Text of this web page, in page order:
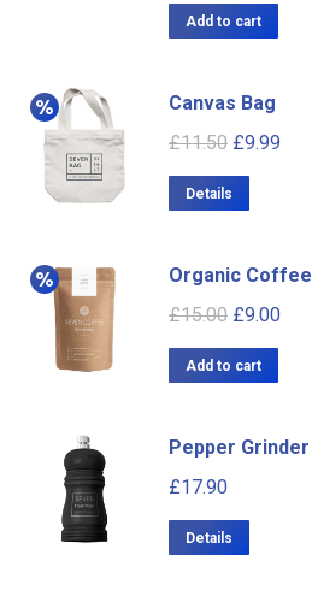
out of 5
Add to cart
Canvas Bag
£11.50 £9.99
Details
Organic Coffee
£15.00 £9.00
Add to cart
Pepper Grinder
£17.90
Details